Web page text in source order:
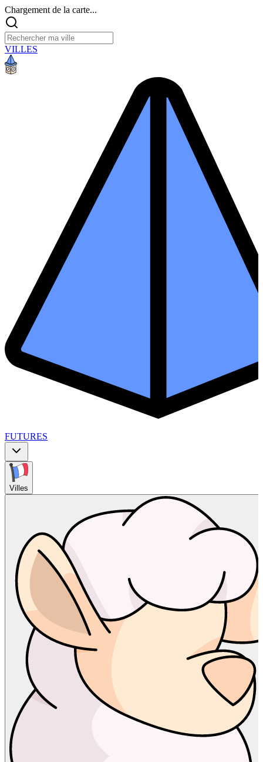
Chargement de la carte...
VILLES
FUTURES
Villes